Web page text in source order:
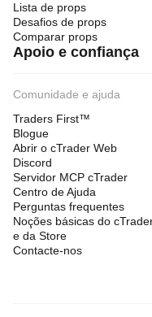
Lista de props
Desafios de props
Comparar props
Apoio e confiança
Comunidade e ajuda
Traders First™
Blogue
Abrir o cTrader Web
Discord
Servidor MCP cTrader
Centro de Ajuda
Perguntas frequentes
Noções básicas do
e da Store
Contacte-nos